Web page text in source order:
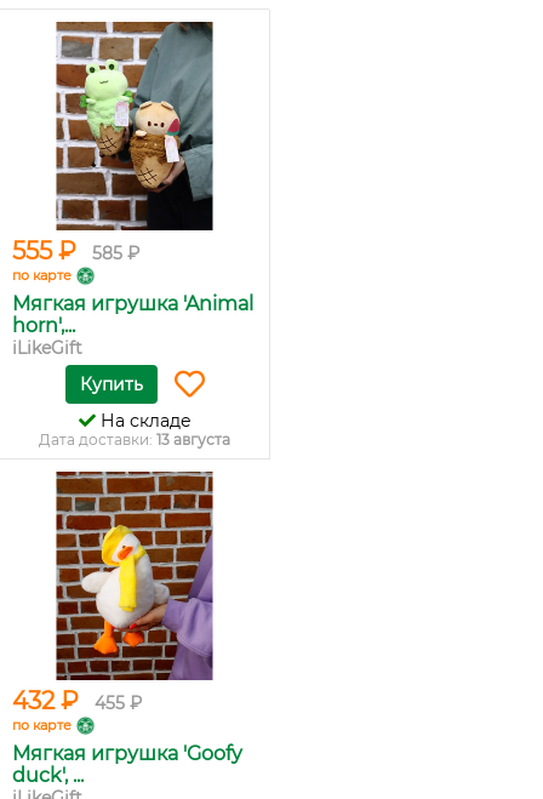
555 ₽ 585 ₽
по карте
Мягкая игрушка 'Animal
horn',...
iLikeGift
Купить
На складе
Дата доставки: 13 августа
432 ₽ 455 ₽
по карте
Мягкая игрушка 'Goofy
duck', ...